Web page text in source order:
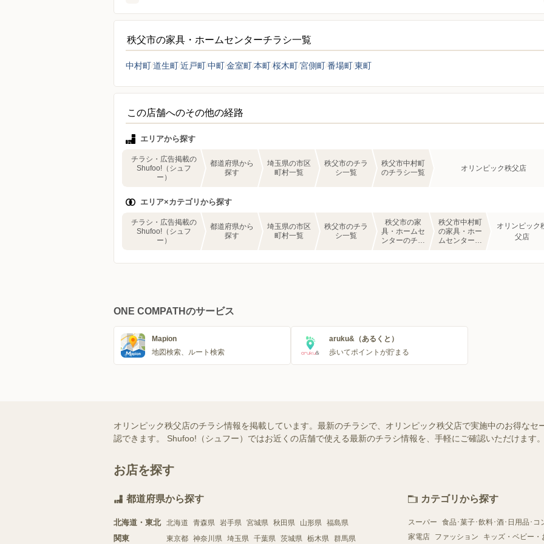
秩父市の家具・ホームセンターチラシ一覧
中村町道生町近戸町中町金室町本町桜木町宮側町番場町東町
この店舗へのその他の経路
エリアから探す
チラシ・広告掲載の
Shufoo!（シュフ
ー）
都道府県から
探す
埼玉県の市区
町村一覧
秩父市のチラ
シ一覧
秩父市中村町
のチラシ一覧
オリンピック秩父店
エリア×カテゴリから探す
チラシ・広告掲載の
Shufoo!（シュフ
ー）
都道府県から
探す
埼玉県の市区
町村一覧
秩父市のチラ
シ一覧
秩父市の家
具・ホームセ
ンターのチラ
秩父市中村町
の家具・ホー
ムセンターの
オリンピック
父店
ONE COMPATHのサービス
Mapion
地図検索、ルート検索
aruku&（あるくと）
歩いてポイントが貯まる
オリンピック秩父店のチラシ情報を掲載しています。最新のチラシで、オリンピック秩父店で実施中のお得な
認できます。 Shufoo!（シュフー）ではお近くの店舗で使える最新のチラシ情報を、手軽にご確認いただけます
お店を探す
都道府県から探す
北海道・東北 北海道 青森県 岩手県 宮城県 秋田県 山形県 福島県
関東 東京都 神奈川県 埼玉県 千葉県 茨城県 栃木県 群馬県
カテゴリから探す
スーパー
食品･菓子･飲料･酒･日用品･コ
家電店
ファッション キッズ・ベビー・